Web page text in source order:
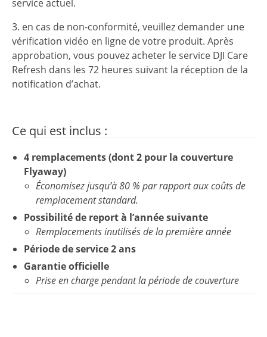
service actuel.
3. en cas de non-conformité, veuillez demander une
vérification vidéo en ligne de votre produit. Après
approbation, vous pouvez acheter le service DJI Care
Refresh dans les 72 heures suivant la réception de la
notification d’achat.
Ce qui est inclus :
4 remplacements (dont 2 pour la couverture
Flyaway)
Économisez jusqu’à 80 % par rapport aux coûts de
remplacement standard.
Possibilité de report à l’année suivante
Remplacements inutilisés de la première année
Période de service 2 ans
Garantie officielle
Prise en charge pendant la période de couverture